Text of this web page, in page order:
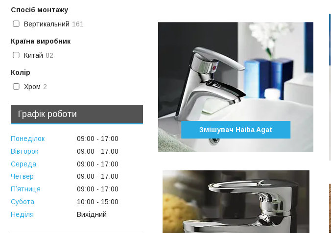
Змішувач Haiba Agat
Спосіб монтажу
Вертикальний 161
Країна виробник
Китай 82
Колір
Хром 2
Графік роботи
Понеділок 09:00
17:00
Вівторок
09:00
17:00
Середа
09:00
17:00
Четвер
09:00
17:00
Пʼятниця
09:00
17:00
Субота
10:00
15:00
Неділя
Вихідний